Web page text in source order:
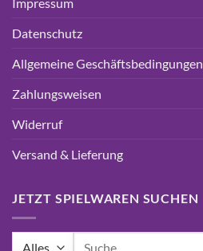
Datenschutz
Allgemeine Geschäftsbedingungen
Zahlungsweisen
Widerruf
Versand & Lieferung
JETZT SPIELWAREN SUCHEN